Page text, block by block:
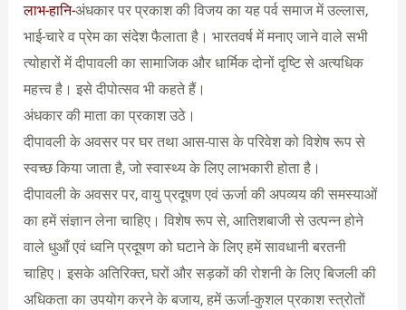
लाभ-हानि-अंधकार पर प्रकाश की विजय का यह पर्व समाज में उल्लास,
भाई-चारे व प्रेम का संदेश फैलाता है। भारतवर्ष में मनाए जाने वाले सभी
त्योहारों में दीपावली का सामाजिक और धार्मिक दोनों दृष्टि से अत्यधिक
महत्त्व है। इसे दीपोत्सव भी कहते हैं।
अंधकार की माता का प्रकाश उठे।
दीपावली के अवसर पर घर तथा आस-पास के परिवेश को विशेष रूप से
स्वच्छ किया जाता है, जो स्वास्थ्य के लिए लाभकारी होता है।
दीपावली के अवसर पर, वायु प्रदूषण एवं ऊर्जा की अपव्यय की समस्याओं
का हमें संज्ञान लेना चाहिए। विशेष रूप से, आतिशबाजी से उत्पन्न होने
वाले धुआँ एवं ध्वनि प्रदूषण को घटाने के लिए हमें सावधानी बरतनी
चाहिए। इसके अतिरिक्त, घरों और सड़कों की रोशनी के लिए बिजली की
अधिकता का उपयोग करने के बजाय, हमें ऊर्जा-कुशल प्रकाश स्त्रोतों